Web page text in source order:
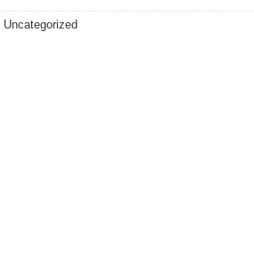
Uncategorized